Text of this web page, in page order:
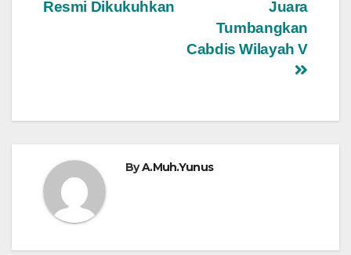
Juara
Tumbangkan
Cabdis Wilayah V
Resmi Dikukuhkan
ByA.Muh.Yunus